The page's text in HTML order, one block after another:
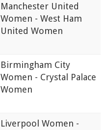
Manchester United
Women - West Ham
United Women
Birmingham City
Women - Crystal Palace
Women
Liverpool Women -